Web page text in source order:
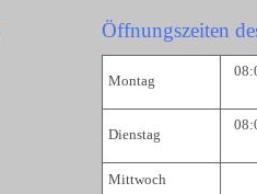
Öffnungszeiten
Montag
Dienstag
Mittwoch